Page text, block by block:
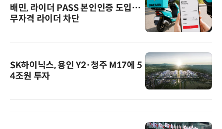
배민, 라이더 PASS 본인인증 도입…
무자격 라이더 차단
SK하이닉스, 용인 Y2·청주 M17에 5
4조원 투자